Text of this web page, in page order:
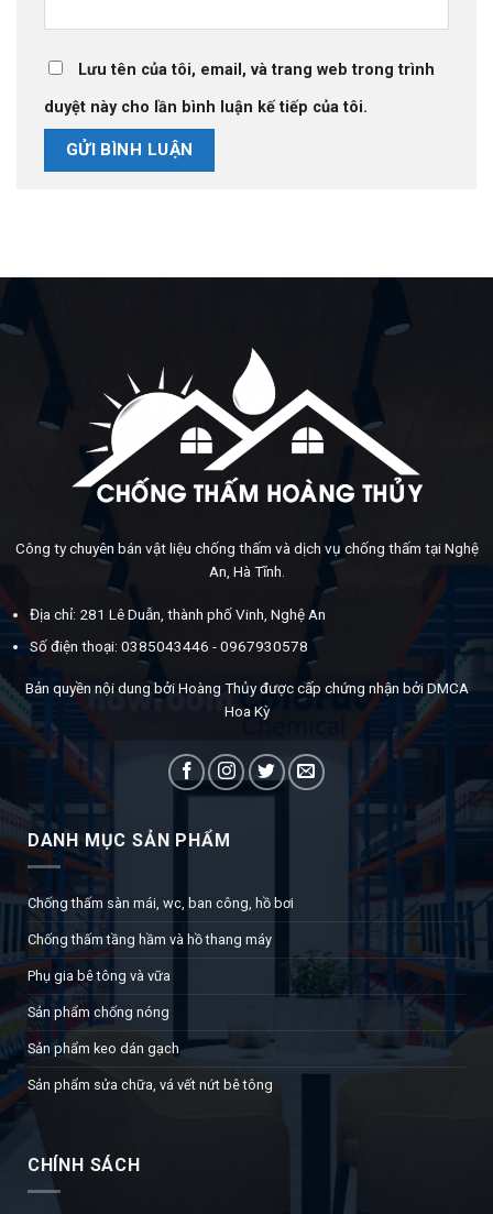
Lưu tên của tôi, email, và trang web trong trình
duyệt này cho lần bình luận kế tiếp của tôi.
Công ty chuyên bán vật liệu chống thấm và dịch vụ chống thấm tại Nghệ
An, Hà Tĩnh.
Địa chỉ: 281 Lê Duẫn, thành phố Vinh, Nghệ An
Số điện thoại: 0385043446 - 0967930578
Bản quyền nội dung bởi Hoàng Thủy được cấp chứng nhận bởi DMCA
Hoa Kỳ
DANH MỤC SẢN PHẨM
Chống thấm sàn mái, wc, ban công, hồ bơi
Chống thấm tầng hầm và hồ thang máy
Phụ gia bê tông và vữa
Sản phẩm chống nóng
Sản phẩm keo dán gạch
Sản phẩm sửa chữa, vá vết nứt bê tông
CHÍNH SÁCH